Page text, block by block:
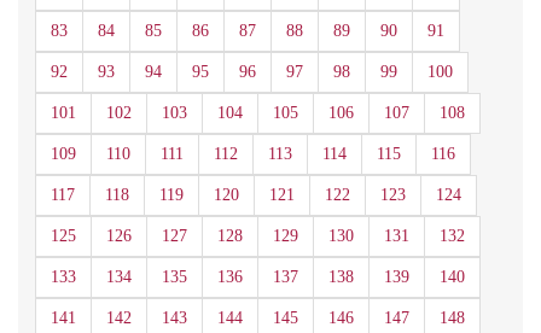
83 84 85 86 87 88 89 90 91
92 93 94 95 96 97 98 99 100
101 102 103 104 105 106 107 108
109 110 111 112 113 114 115 116
117 118 119 120 121 122 123 124
125 126 127 128 129 130 131 132
133 134 135 136 137 138 139 140
141 142 143 144 145 146 147 148